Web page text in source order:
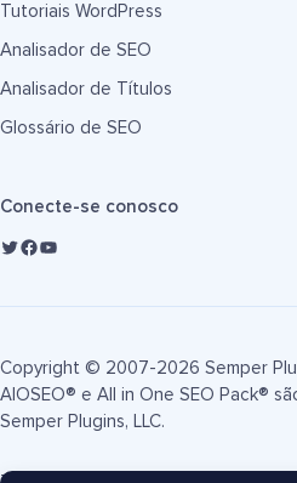
Tutoriais WordPress
Analisador de SEO
Analisador de Títulos
Glossário de SEO
Conecte-se conosco
Copyright © 2007-2026 Semper
AIOSEO® e All in One SEO Pack®
Semper Plugins, LLC.